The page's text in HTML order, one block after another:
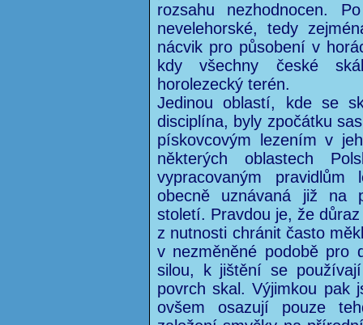
rozsahu nezhodnocen.
nevelehorské, tedy
nácvik pro působení v
kdy všechny české
horolezecký terén.
Jedinou oblastí, kde se
disciplína, byly zpočátku
pískovcovým lezením v
některých oblastech
vypracovaným pravidlům
obecně uznávaná již na
století. Pravdou je, že
z nutnosti chránit často
v nezměněné podobě pro
silou, k jištění se
povrch skal. Výjimkou pak
ovšem osazují pouze